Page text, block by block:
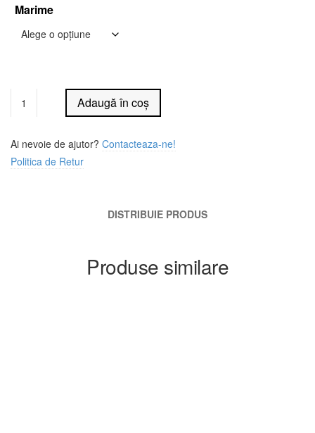
Marime
Adaugă în coș
Ai nevoie de ajutor? Contacteaza-ne!
Politica de Retur
DISTRIBUIE PRODUS
Produse similare